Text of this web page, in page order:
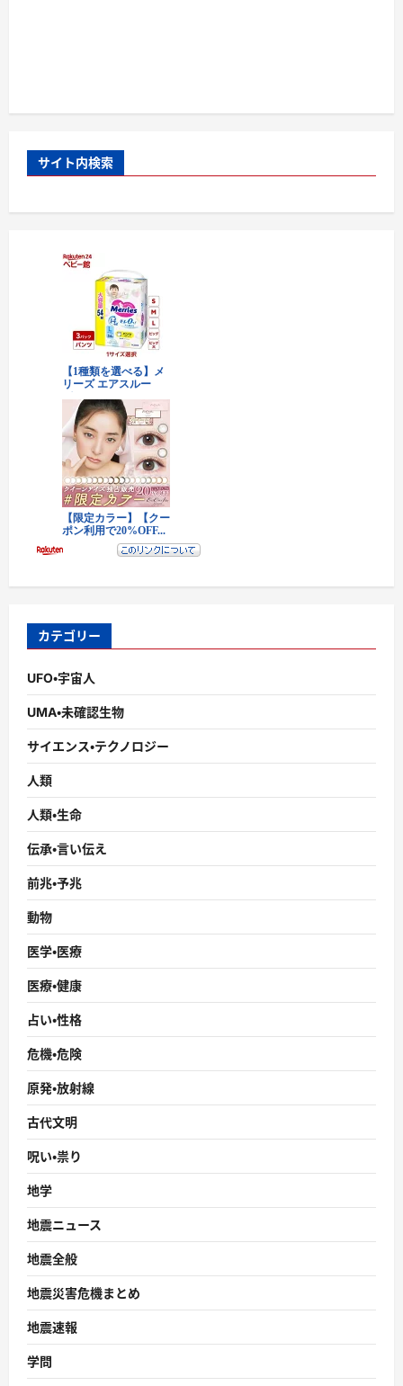
サイト内検索
カテゴリー
UFO・宇宙人
UMA・未確認生物
サイエンス・テクノロジー
人類
人類・生命
伝承・言い伝え
前兆・予兆
動物
医学・医療
医療・健康
占い・性格
危機・危険
原発・放射線
古代文明
呪い・祟り
地学
地震ニュース
地震全般
地震災害危機まとめ
地震速報
学問